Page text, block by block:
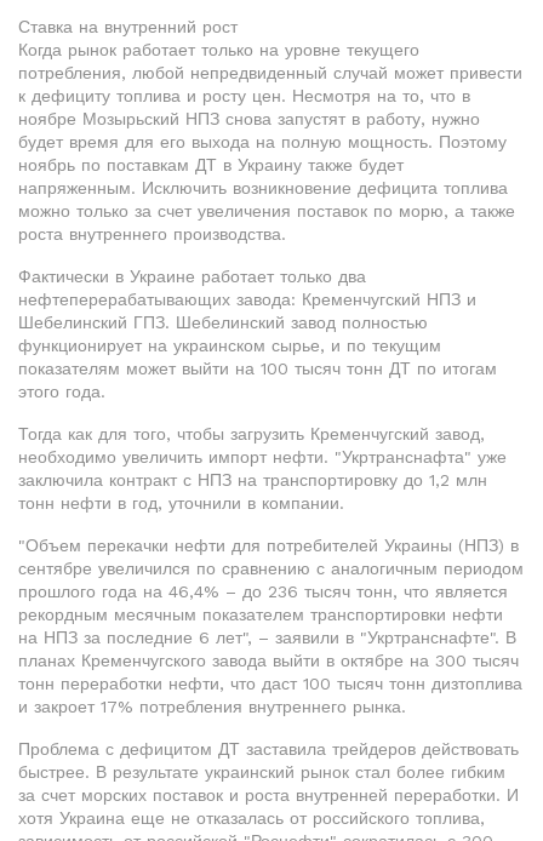
Ставка на внутренний рост
Когда рынок работает только на уровне текущего
потребления, любой непредвиденный случай может привести
к дефициту топлива и росту цен. Несмотря на то, что в
ноябре Мозырьский НПЗ снова запустят в работу, нужно
будет время для его выхода на полную мощность. Поэтому
ноябрь по поставкам ДТ в Украину также будет
напряженным. Исключить возникновение дефицита топлива
можно только за счет увеличения поставок по морю, а также
роста внутреннего производства.
Фактически в Украине работает только два
нефтеперерабатывающих завода: Кременчугский НПЗ и
Шебелинский ГПЗ. Шебелинский завод полностью
функционирует на украинском сырье, и по текущим
показателям может выйти на 100 тысяч тонн ДТ по итогам
этого года.
Тогда как для того, чтобы загрузить Кременчугский завод,
необходимо увеличить импорт нефти. "Укртранснафта" уже
заключила контракт с НПЗ на транспортировку до 1,2 млн
тонн нефти в год, уточнили в компании.
"Объем перекачки нефти для потребителей Украины (НПЗ) в
сентябре увеличился по сравнению с аналогичным периодом
прошлого года на 46,4% – до 236 тысяч тонн, что является
рекордным месячным показателем транспортировки нефти
на НПЗ за последние 6 лет", – заявили в "Укртранснафте". В
планах Кременчугского завода выйти в октябре на 300 тысяч
тонн переработки нефти, что даст 100 тысяч тонн дизтоплива
и закроет 17% потребления внутреннего рынка.
Проблема с дефицитом ДТ заставила трейдеров действовать
быстрее. В результате украинский рынок стал более гибким
за счет морских поставок и роста внутренней переработки. И
хотя Украина еще не отказалась от российского топлива,